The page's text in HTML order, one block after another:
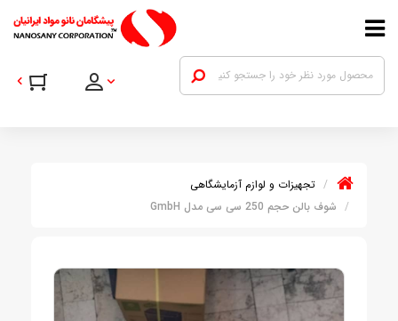
تجهیزات و لوازم آزمایشگاهی
شوف بالن حجم 250 سی سی مدل GmbH